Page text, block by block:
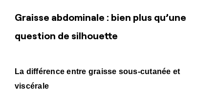
Graisse abdominale : bien plus qu’une
question de silhouette
La différence entre graisse sous-cutanée et
viscérale